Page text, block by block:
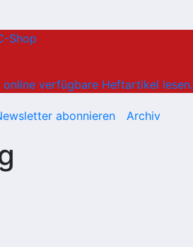
Shop
verfügbare Heftartikel lesen.
abonnieren Archiv